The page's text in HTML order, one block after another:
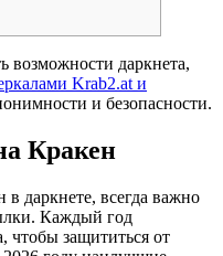
возможности даркнета,
Krab2.at и
и безопасности.
Кракен
в даркнете, всегда важно
Каждый год
чтобы защититься от